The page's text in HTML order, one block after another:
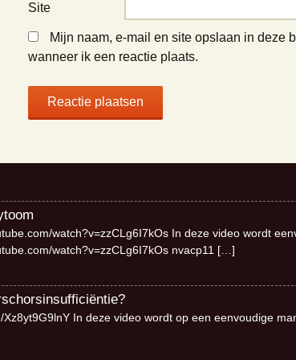
Site
Mijn naam, e-mail en site opslaan in deze
wanneer ik een reactie plaats.
watch?v=zzCLg6I7kOs In deze video wordt
watch?v=zzCLg6I7kOs nvacp11 […]
Xz8yt9G9lnY In deze video wordt op een eenvoudige